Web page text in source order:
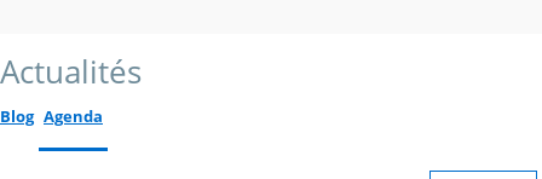
Actualités
Blog Agenda